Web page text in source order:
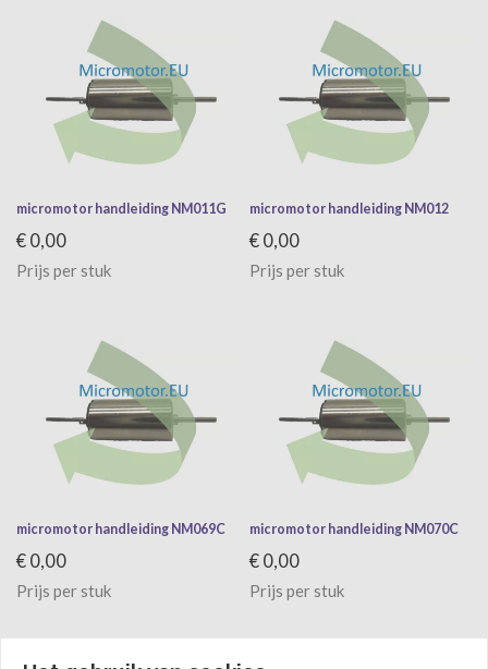
micromotor handleiding NM011G
€ 0,00
Prijs per stuk
micromotor handleiding NM012
€ 0,00
Prijs per stuk
micromotor handleiding NM069C
€ 0,00
Prijs per stuk
micromotor handleiding NM070C
€ 0,00
Prijs per stuk